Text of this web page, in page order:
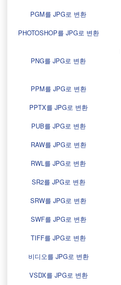
PGM를 JPG로 변환
PHOTOSHOP를 JPG로 변환
PNG를 JPG로 변환
PPM를 JPG로 변환
PPTX를 JPG로 변환
PUB를 JPG로 변환
RAW를 JPG로 변환
RWL를 JPG로 변환
SR2를 JPG로 변환
SRW를 JPG로 변환
SWF를 JPG로 변환
TIFF를 JPG로 변환
비디오를 JPG로 변환
VSDX를 JPG로 변환